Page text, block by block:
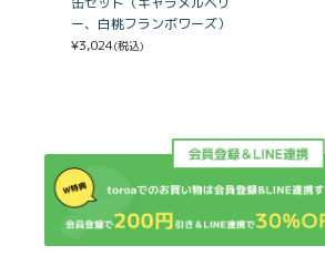
ー、白桃フランボワーズ）
¥3,024(税込)